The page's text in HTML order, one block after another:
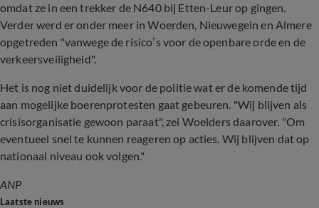
omdat ze in een trekker de N640 bij Etten-Leur op gingen.
Verder werd er onder meer in Woerden, Nieuwegein en Almere
opgetreden "vanwege de risico’s voor de openbare orde en de
verkeersveiligheid".
Het is nog niet duidelijk voor de politie wat er de komende tijd
aan mogelijke boerenprotesten gaat gebeuren. "Wij blijven als
crisisorganisatie gewoon paraat", zei Woelders daarover. "Om
eventueel snel te kunnen reageren op acties. Wij blijven dat op
nationaal niveau ook volgen."
ANP
Laatste nieuws